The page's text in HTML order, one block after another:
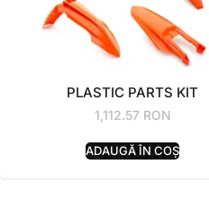
PLASTIC PARTS KIT
1,112.57 RON
ADAUGĂ ÎN COȘ